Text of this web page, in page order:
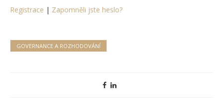
Registrace | Zapomněli jste heslo?
GOVERNANCE A ROZHODOVÁNÍ